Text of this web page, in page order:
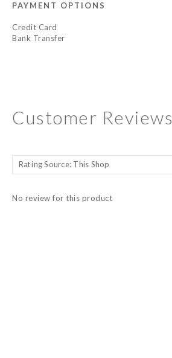
PAYMENT OPTIONS
Credit Card
Bank Transfer
Customer Reviews
No review for this product